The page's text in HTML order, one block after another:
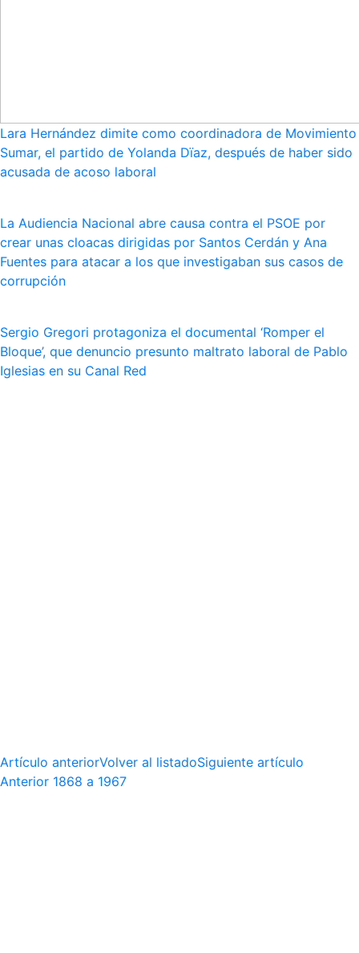
Lara Hernández dimite como coordinadora de Movimiento
Sumar, el partido de Yolanda Dïaz, después de haber sido
acusada de acoso laboral
La Audiencia Nacional abre causa contra el PSOE por
crear unas cloacas dirigidas por Santos Cerdán y Ana
Fuentes para atacar a los que investigaban sus casos de
corrupción
Sergio Gregori protagoniza el documental ‘Romper el
Bloque’, que denuncio presunto maltrato laboral de Pablo
Iglesias en su Canal Red
Artículo anteriorVolver al listadoSiguiente artículo
Anterior 1868 a 1967